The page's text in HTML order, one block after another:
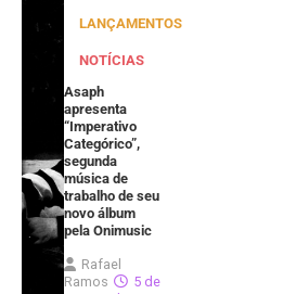
LANÇAMENTOS
NOTÍCIAS
Asaph
apresenta
“Imperativo
Categórico”,
segunda
música de
trabalho de seu
novo álbum
pela Onimusic
Rafael
Ramos
5 de